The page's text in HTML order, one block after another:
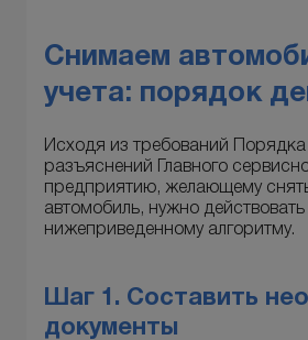
Снимаем
учета: порядок
Исходя из требований
разъяснений Главного
предприятию, желающему
автомобиль, нужно действовать
нижеприведенному алгоритму.
Шаг 1. Составить
документы